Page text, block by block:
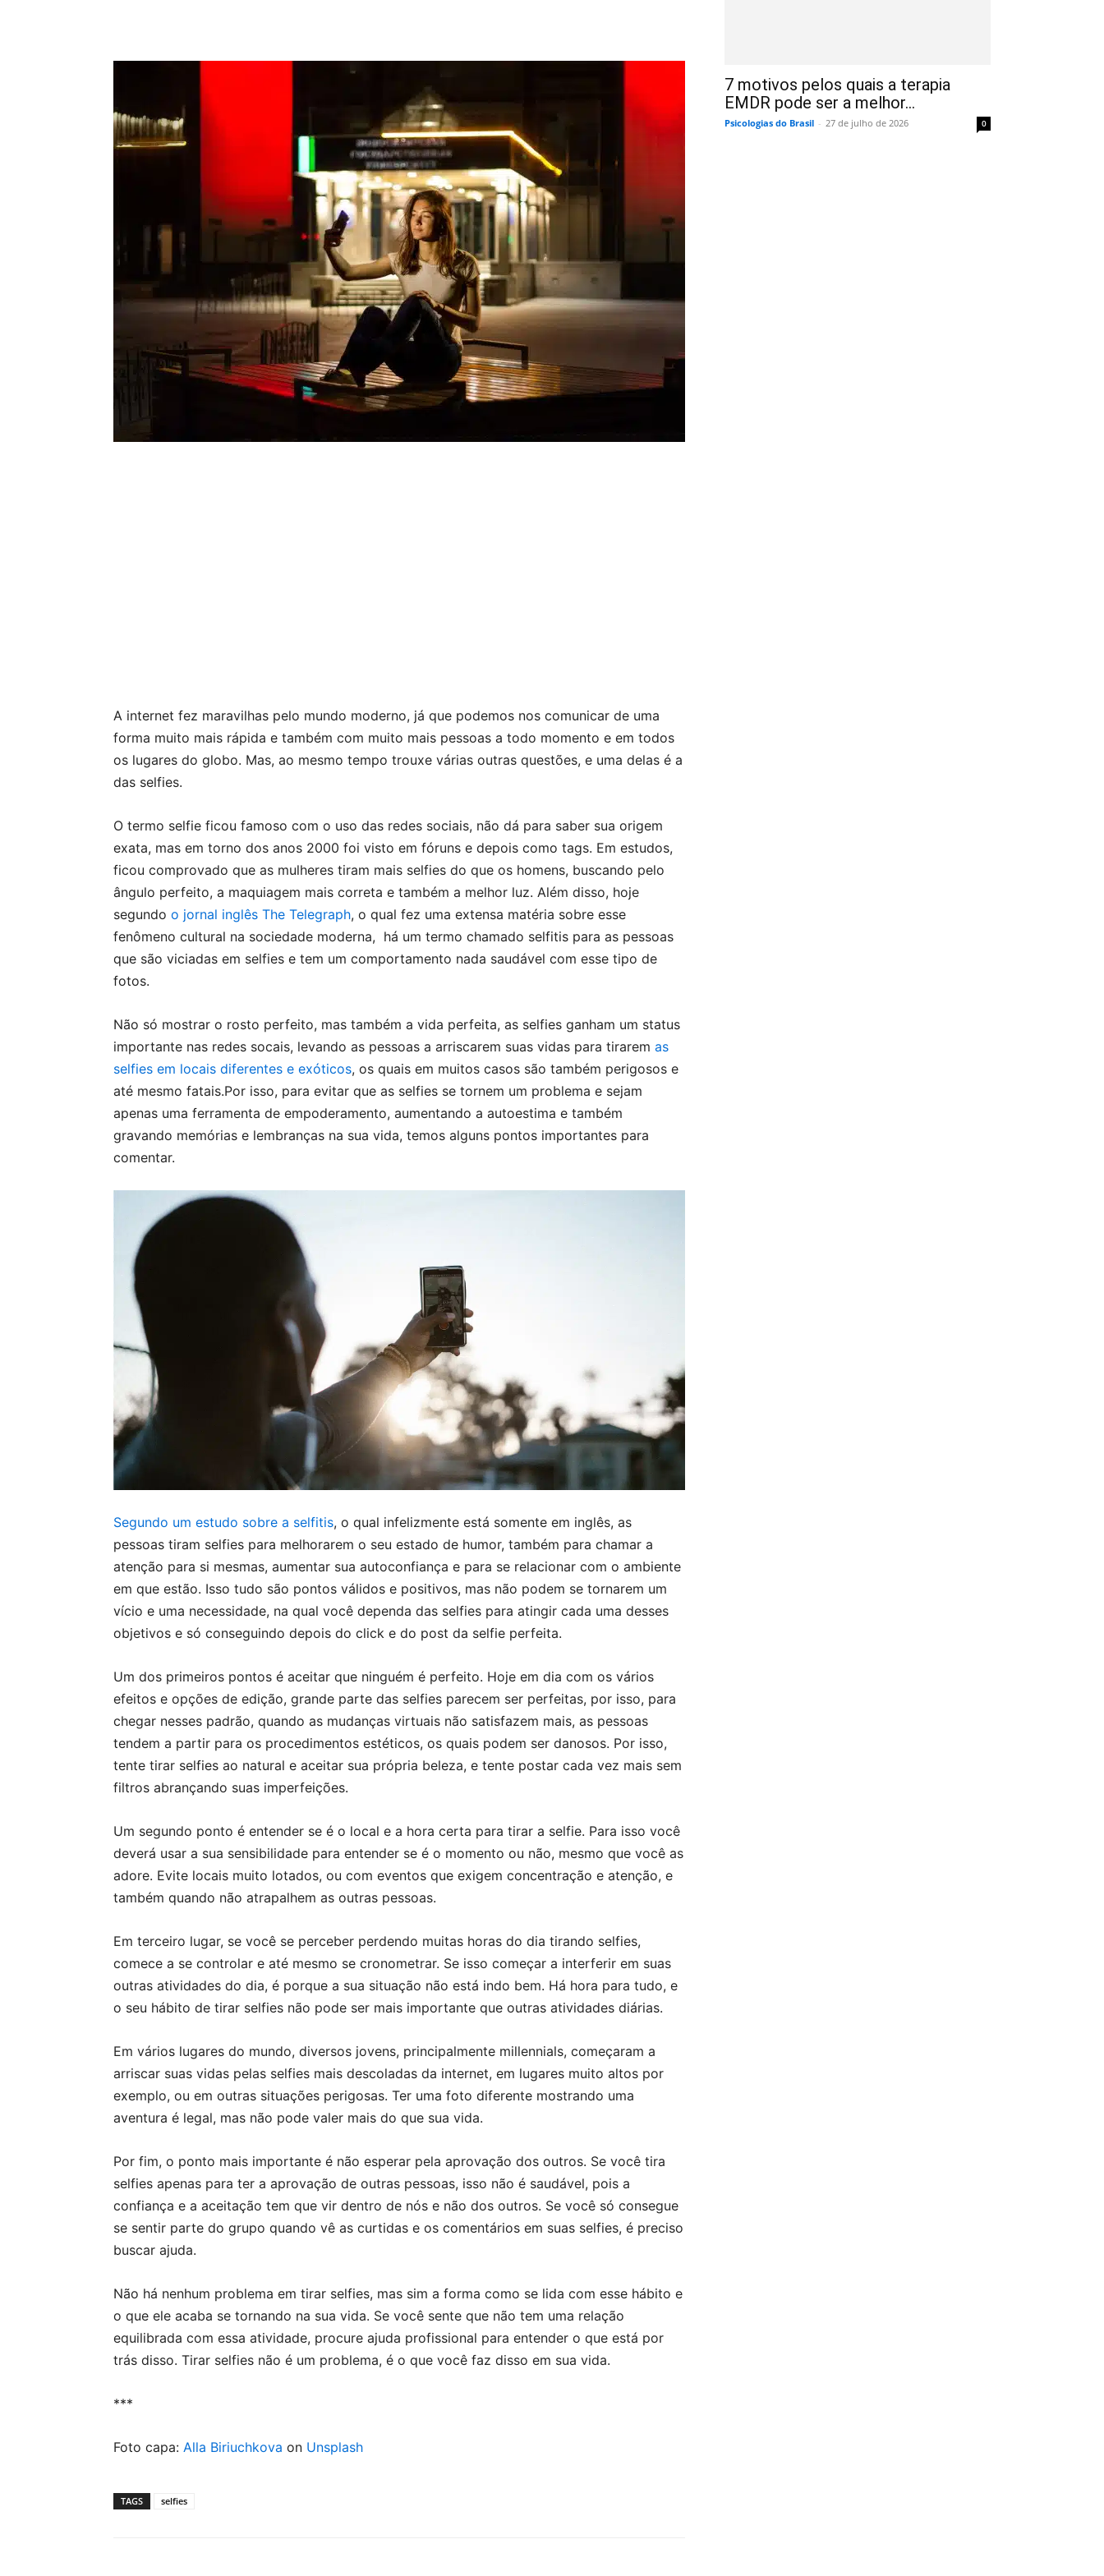
A internet fez maravilhas pelo mundo moderno, já que podemos nos comunicar de uma
forma muito mais rápida e também com muito mais pessoas a todo momento e em todos
os lugares do globo. Mas, ao mesmo tempo trouxe várias outras questões, e uma delas é a
das selfies.
O termo selfie ficou famoso com o uso das redes sociais, não dá para saber sua origem
exata, mas em torno dos anos 2000 foi visto em fóruns e depois como tags. Em estudos,
ficou comprovado que as mulheres tiram mais selfies do que os homens, buscando pelo
ângulo perfeito, a maquiagem mais correta e também a melhor luz. Além disso, hoje
segundo o jornal inglês The Telegraph, o qual fez uma extensa matéria sobre esse
fenômeno cultural na sociedade moderna, há um termo chamado selfitis para as pessoas
que são viciadas em selfies e tem um comportamento nada saudável com esse tipo de
fotos.
Não só mostrar o rosto perfeito, mas também a vida perfeita, as selfies ganham um status
importante nas redes socais, levando as pessoas a arriscarem suas vidas para tirarem as
selfies em locais diferentes e exóticos, os quais em muitos casos são também perigosos e
até mesmo fatais.Por isso, para evitar que as selfies se tornem um problema e sejam
apenas uma ferramenta de empoderamento, aumentando a autoestima e também
gravando memórias e lembranças na sua vida, temos alguns pontos importantes para
comentar.
Segundo um estudo sobre a selfitis, o qual infelizmente está somente em inglês, as
pessoas tiram selfies para melhorarem o seu estado de humor, também para chamar a
atenção para si mesmas, aumentar sua autoconfiança e para se relacionar com o ambiente
em que estão. Isso tudo são pontos válidos e positivos, mas não podem se tornarem um
vício e uma necessidade, na qual você dependa das selfies para atingir cada uma desses
objetivos e só conseguindo depois do click e do post da selfie perfeita.
Um dos primeiros pontos é aceitar que ninguém é perfeito. Hoje em dia com os vários
efeitos e opções de edição, grande parte das selfies parecem ser perfeitas, por isso, para
chegar nesses padrão, quando as mudanças virtuais não satisfazem mais, as pessoas
tendem a partir para os procedimentos estéticos, os quais podem ser danosos. Por isso,
tente tirar selfies ao natural e aceitar sua própria beleza, e tente postar cada vez mais sem
filtros abrançando suas imperfeições.
Um segundo ponto é entender se é o local e a hora certa para tirar a selfie. Para isso você
deverá usar a sua sensibilidade para entender se é o momento ou não, mesmo que você as
adore. Evite locais muito lotados, ou com eventos que exigem concentração e atenção, e
também quando não atrapalhem as outras pessoas.
Em terceiro lugar, se você se perceber perdendo muitas horas do dia tirando selfies,
comece a se controlar e até mesmo se cronometrar. Se isso começar a interferir em suas
outras atividades do dia, é porque a sua situação não está indo bem. Há hora para tudo, e
o seu hábito de tirar selfies não pode ser mais importante que outras atividades diárias.
Em vários lugares do mundo, diversos jovens, principalmente millennials, começaram a
arriscar suas vidas pelas selfies mais descoladas da internet, em lugares muito altos por
exemplo, ou em outras situações perigosas. Ter uma foto diferente mostrando uma
aventura é legal, mas não pode valer mais do que sua vida.
Por fim, o ponto mais importante é não esperar pela aprovação dos outros. Se você tira
selfies apenas para ter a aprovação de outras pessoas, isso não é saudável, pois a
confiança e a aceitação tem que vir dentro de nós e não dos outros. Se você só consegue
se sentir parte do grupo quando vê as curtidas e os comentários em suas selfies, é preciso
buscar ajuda.
Não há nenhum problema em tirar selfies, mas sim a forma como se lida com esse hábito e
o que ele acaba se tornando na sua vida. Se você sente que não tem uma relação
equilibrada com essa atividade, procure ajuda profissional para entender o que está por
trás disso. Tirar selfies não é um problema, é o que você faz disso em sua vida.
***
Foto capa: Alla Biriuchkova on Unsplash
TAGS selfies
7 motivos pelos quais a terapia
EMDR pode ser a melhor...
Psicologias do Brasil - 27 de julho de 2026 0